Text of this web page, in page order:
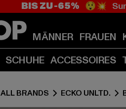
BIS ZU -65% 😲💥
MÄNNER FRAUEN
SCHUHE ACCESSOIRES
ALL BRANDS ECKO UNLTD.